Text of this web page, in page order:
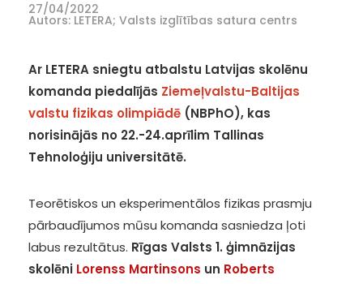
27/04/2022
Autors: LETERA; Valsts izglītības satura centrs
Ar LETERA sniegtu atbalstu Latvijas skolēnu
komanda piedalījās Ziemeļvalstu-Baltijas
valstu fizikas olimpiādē (NBPhO), kas
norisinājās no 22.-24.aprīlim Tallinas
Tehnoloģiju universitātē.
Teorētiskos un eksperimentālos fizikas prasmju
pārbaudījumos mūsu komanda sasniedza ļoti
labus rezultātus. Rīgas Valsts 1. ģimnāzijas
skolēni Lorenss Martinsons un Roberts